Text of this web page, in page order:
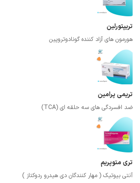
تریپتورلین
هورمون های آزاد کننده گونادوتروپین
تریمی پرامین
ضد افسردگی های سه حلقه ای (TCA)
تری متوپریم
آنتی بیوتیک ( مهار کنندگان دی هیدرو ردوکتاز )